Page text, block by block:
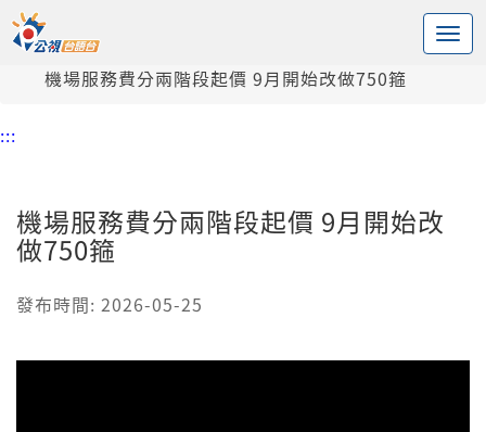
中央內容區塊
頭頁
機場服務費分兩階段起價 9月開始改做750箍
:::
機場服務費分兩階段起價 9月開始改
做750箍
發布時間: 2026-05-25